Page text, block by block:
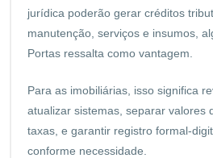
jurídica poderão gerar créditos
manutenção, serviços e insumos,
Portas ressalta como vantagem.
Para as imobiliárias, isso significa
atualizar sistemas, separar valores
taxas, e garantir registro formal-
conforme necessidade.